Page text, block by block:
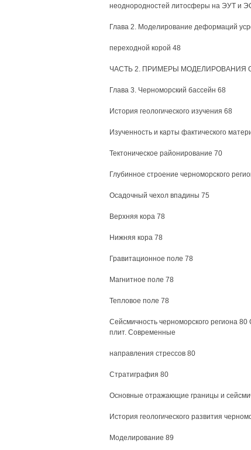
неоднородностей литосферы на ЭУТ и
Глава 2. Моделирование деформаций
переходной корой 48
ЧАСТЬ 2. ПРИМЕРЫ МОДЕЛИРОВАНИЯ
Глава 3. Черноморский бассейн 68
История геологического изучения 68
Изученность и карты фактического
Тектоническое районирование 70
Глубинное строение черноморского
Осадочный чехол впадины 75
Верхняя кора 78
Нижняя кора 78
Гравитационное поле 78
Магнитное поле 78
Тепловое поле 78
Сейсмичность черноморского региона
плит. Современные
направления стрессов 80
Стратиграфия 80
Основные отражающие границы и
История геологического развития
Моделирование 89